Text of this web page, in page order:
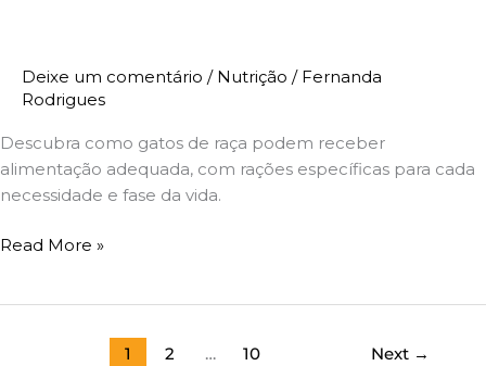
Deixe um comentário / Nutrição / Fernanda
Rodrigues
Descubra como gatos de raça podem receber
alimentação adequada, com rações específicas para cada
necessidade e fase da vida.
Read More »
1 2 … 10 Next →